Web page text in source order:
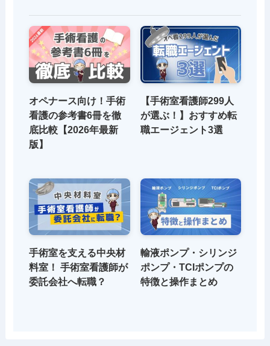
オペナース向け！手術
看護の参考書6冊を徹
底比較【2026年最新
版】
【手術室看護師299人
が選ぶ！】おすすめ転
職エージェント3選
手術室を支える中央材
料室！ 手術室看護師が
委託会社へ転職？
輸液ポンプ・シリンジ
ポンプ・TCIポンプの
特徴と操作まとめ